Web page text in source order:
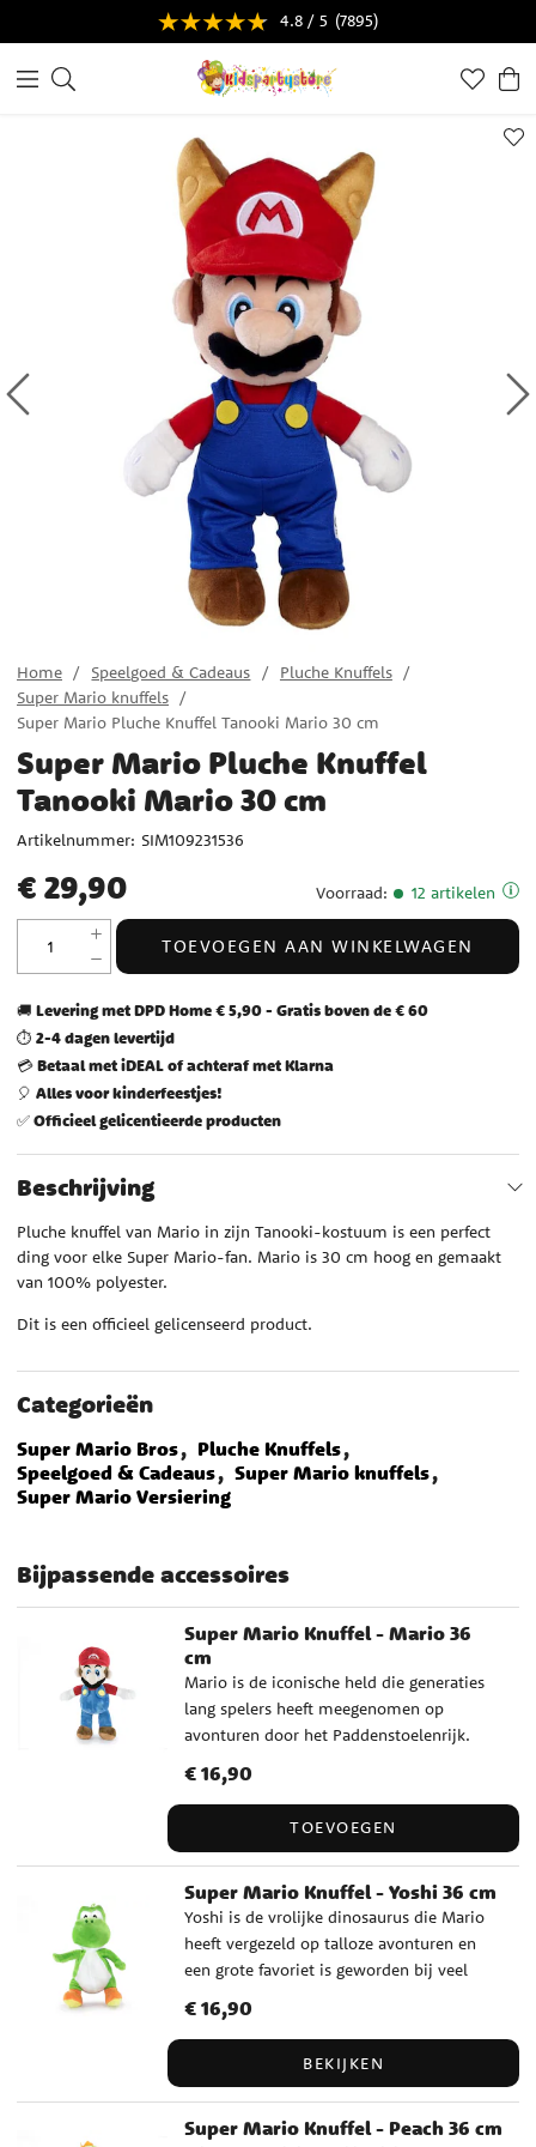
4.8 / 5 (7895)
Home Speelgoed & Cadeaus
Pluche Knuffels
Super Mario knuffels
Super Mario Pluche Knuffel Tanooki Mario 30 cm
Super Mario Pluche Knuffel
Tanooki Mario 30 cm
Artikelnummer: SIM109231536
Prijs:€ 29,90
€ 29,90 Voorraad: 12 artikelen
TOEVOEGEN AAN WINKELWAGEN
🚚 Levering met DPD Home € 5,90 - Gratis boven de € 60
⏱️ 2-4 dagen levertijd
💳Betaal met iDEAL of achteraf met Klarna
🎈 Alles voor kinderfeestjes!
✅Officieel gelicentieerde producten
Beschrijving
Pluche knuffel van Mario in zijn Tanooki-kostuum is een perfect
ding voor elke Super Mario-fan. Mario is 30 cm hoog en gemaakt
van 100% polyester.
Dit is een officieel gelicenseerd product.
Categorieën
Super Mario Bros
Pluche Knuffels
Speelgoed & Cadeaus
Super Mario knuffels
Super Mario Versiering
Bijpassende accessoires
Super Mario Knuffel - Mario 36
cm
Mario is de iconische held die generaties
lang spelers heeft meegenomen op
avonturen door het Paddenstoelenrijk.
bekende uitdrukking is deze knuffel een
Mario houdt. Het is perfect als cadeau
voor zowel kinderen als volwassen
Nintendo-fans en wordt snel een geliefde
favoriet om te knuffelen, mee te spelen of
als leuke decoratie in de kamer. Een
knuffel met veel herkenbaarheid en
charme. ✔️ Hoogte: 36 cm ✔️ Gemaakt van
100% polyester ✔️ Perfect als cadeau voor
Prijs:€ 16,90
€ 16,90
TOEVOEGEN
Super Mario Knuffel - Yoshi 36 cm
Yoshi is de vrolijke dinosaurus die Mario
heeft vergezeld op talloze avonturen en
een grote favoriet is geworden bij veel
en vriendelijke uitdrukking is deze knuffel
Super Mario houdt. Deze knuffel is een
leuk cadeau en is net zo leuk om mee te
spelen als om hem als zachte en
Prijs:€ 16,90
€ 16,90
BEKIJKEN
Super Mario Knuffel - Peach 36 cm